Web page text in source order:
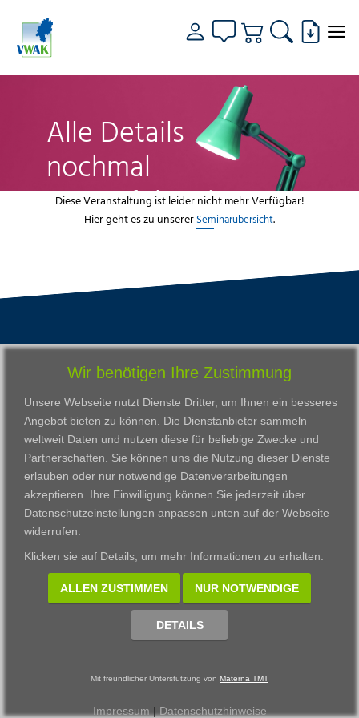
Alle Details
nochmal
genau fokussiert
Diese Veranstaltung ist leider nicht mehr Verfügbar!
Hier geht es zu unserer Seminarübersicht.
VWAK
Karriere
Kontakt
Download
Impressum
Datenschutzerklärung
Standorte
Darmstadt
Frankfurt am Main
Gießen
Kassel
Wiesbaden
Fortbildungszentrum
Bildungsangebot
Ausbildung
Zertifikatslehrgänge
Fortbildung
© 2002 - 2026 Materna TMT GmbH, powered by CARUSO
Wir benötigen Ihre Zustimmung
Unsere Webseite nutzt Dienste Dritter, um Ihnen ein besseres
Angebot bieten zu können. Die Dienstanbieter sammeln
weltweit Daten und nutzen diese für beliebige Zwecke und
Partnerschaften. Sie können uns die Nutzung dieser Dienste
erlauben oder nur notwendige Datenverarbeitungen
akzeptieren. Ihre Einwilligung können Sie jederzeit über
Datenschutzeinstellungen anpassen unten auf der Webseite
widerrufen.
Klicken sie auf Details, um mehr Informationen zu erhalten.
ALLEN ZUSTIMMEN NUR NOTWENDIGE
DETAILS
Mit freundlicher Unterstützung von Materna TMT
Impressum | Datenschutzhinweise